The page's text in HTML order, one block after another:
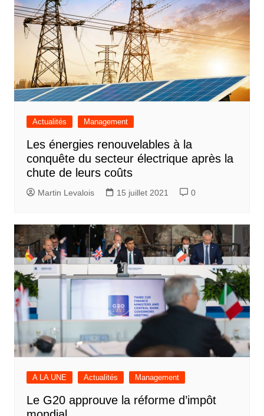
Actualités Management
Les énergies renouvelables à la
conquête du secteur électrique après la
chute de leurs coûts
Martin Levalois 15 juillet 2021 0
A LA UNE Actualités Management
Le G20 approuve la réforme d’impôt